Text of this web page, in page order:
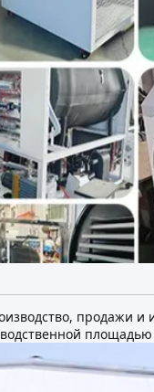
продажи и
площадью